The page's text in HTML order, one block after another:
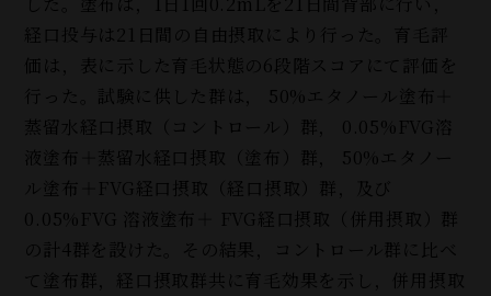
経口投与は21日間の自由摂取により行った。育毛評
価は，表に示した育毛状態の6段階スコアにて評価を
行った。試験に供した群は， 50%エタノール塗布＋
蒸留水経口摂取（コントロール）群， 0.05%FVG溶
液塗布＋蒸留水経口摂取（塗布）群， 50%エタノー
ル塗布
＋FVG 経口摂取（経口摂取）群，及び
0.05%FVG 溶液塗布＋ FVG経口摂取（併用摂取）群
の計4群を設けた。その結果，コントロール群に比べ
て塗布群，経口摂取群共に育毛効果を示し，併用摂取